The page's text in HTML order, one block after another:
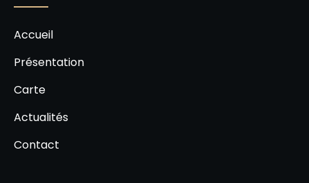
Accueil
Présentation
Carte
Actualités
Contact